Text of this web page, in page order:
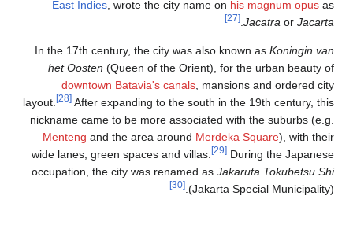
East Indies , wrote the city name on his magnum opus as
Jacatra or Jacarta
[27]
In the 17th century, the city was also known as Koningin van
het Oosten (Queen of the Orient), for the urban beauty of
downtown Batavia's canals , mansions and ordered city
layout.
[28] After expanding to the south in the 19th century, this
nickname came to be more associated with the suburbs (e.g.
Menteng and the area around Merdeka Square), with their
wide lanes, green spaces and villas.
[29] During the Japanese
occupation, the city was renamed as Jakaruta Tokubetsu Shi
(Jakarta Special Municipality).
[30]